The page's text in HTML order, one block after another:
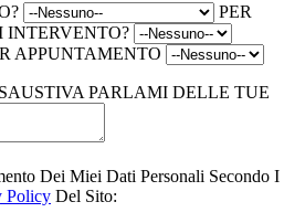
PER
INTERVENTO?
APPUNTAMENTO
PARLAMI DELLE TUE
Dei Miei Dati Personali Secondo I
Policy Del Sito: